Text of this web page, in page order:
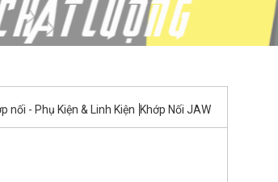
nối - Phụ Kiện & Linh Kiện Khớp Nối JAW